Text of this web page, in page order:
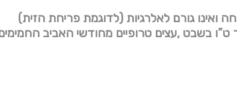
ט”ו בשבט ,עצים טרופיים מחודשי האביב